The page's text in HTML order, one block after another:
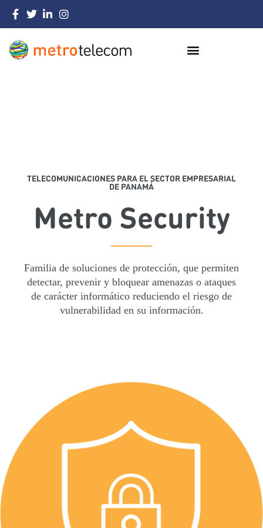
TELECOMUNICACIONES PARA EL SECTOR EMPRESARIAL
DE PANAMÁ
Metro Security
Familia de soluciones de protección, que permiten
detectar, prevenir y bloquear amenazas o ataques
de carácter informático reduciendo el riesgo de
vulnerabilidad en su información.